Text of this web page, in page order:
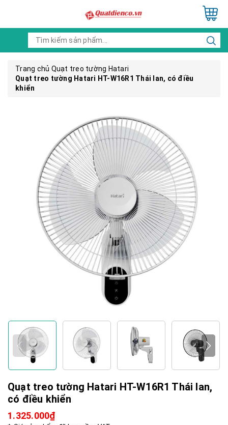
Trang chủ Quạt treo tường Hatari
Quạt treo tường Hatari HT-W16R1 Thái lan, có điều
khiển
Quạt treo tường Hatari HT-W16R1 Thái lan,
có điều khiển
1.325.000₫